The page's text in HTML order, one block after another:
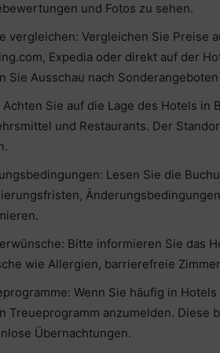
und Fotos zu sehen.
vergleichen: Vergleichen Sie Preise
Expedia oder direkt auf der
Sie Ausschau nach
Achten Sie auf die Lage des Hotels
und Restaurants. Der
Lesen Sie die
Bitte informieren Sie das
wie Allergien, barrierefreie
Wenn Sie häufig in
Treueprogramm anzumelden. Diese
Übernachtungen.